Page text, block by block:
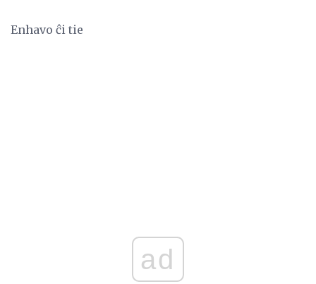
Enhavo ĉi tie
ad